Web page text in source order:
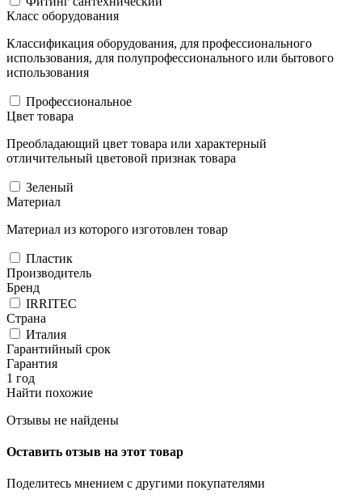
Класс оборудования
Классификация оборудования, для профессионального
использования, для полупрофессионального или бытового
использования
Профессиональное
Цвет товара
Преобладающий цвет товара или характерный
отличительный цветовой признак товара
Зеленый
Материал
Материал из которого изготовлен товар
Пластик
Производитель
Бренд
IRRITEC
Страна
Италия
Гарантийный срок
Гарантия
1 год
Найти похожие
Отзывы не найдены
Оставить отзыв на этот товар
Поделитесь мнением с другими покупателями